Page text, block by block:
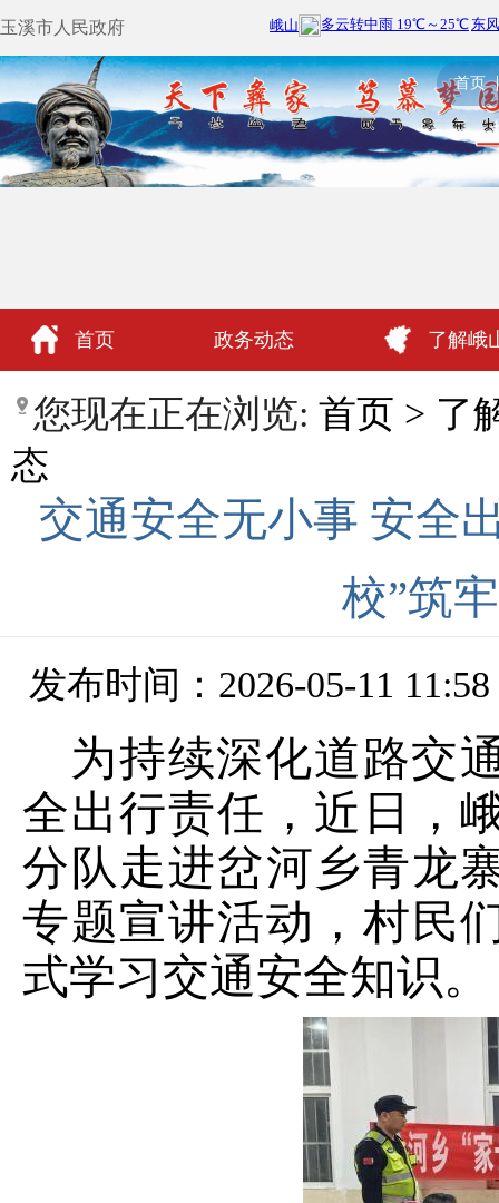
玉溪市人民政府
首页
首页 政务动态 了解峨
政民互动
您现在正在浏览: 首页 > 了
态
交通安全无小事 安全
校”筑
发布时间：2026-05-11 11:58
为持续深化道路交
全出行责任，近日，
分队走进岔河乡青龙
专题宣讲活动，村民
式学习交通安全知识。